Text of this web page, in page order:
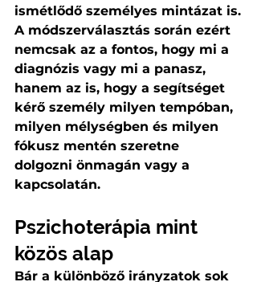
ismétlődő személyes mintázat is.
A módszerválasztás során ezért
nemcsak az a fontos, hogy mi a
diagnózis vagy mi a panasz,
hanem az is, hogy a segítséget
kérő személy milyen tempóban,
milyen mélységben és milyen
fókusz mentén szeretne
dolgozni önmagán vagy a
kapcsolatán.
Pszichoterápia mint
közös alap
Bár a különböző irányzatok sok